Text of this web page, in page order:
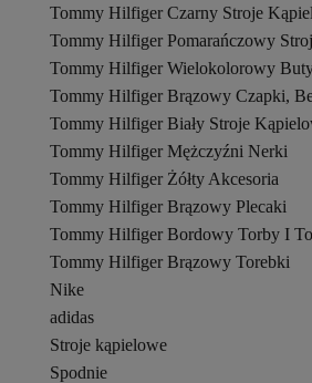
Tommy Hilfiger Czarny Stroje
Tommy Hilfiger Pomarańczowy
Tommy Hilfiger Wielokolorowy Buty
Tommy Hilfiger Brązowy Czapki,
Tommy Hilfiger Biały Stroje
Tommy Hilfiger Mężczyźni Nerki
Tommy Hilfiger Żółty Akcesoria
Tommy Hilfiger Brązowy Plecaki
Tommy Hilfiger Bordowy Torby I
Tommy Hilfiger Brązowy Torebki
Nike
adidas
Stroje kąpielowe
Spodnie